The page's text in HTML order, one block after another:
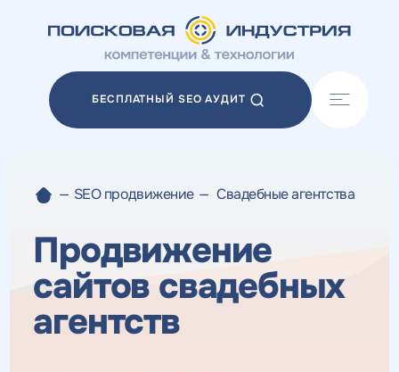
БЕСПЛАТНЫЙ SEO АУДИТ
Акции
Отзывы
Разработка контента
Реклама у блогеров
— SEO продвижение — Свадебные агентства
Продвижение
сайтов свадебных
агентств